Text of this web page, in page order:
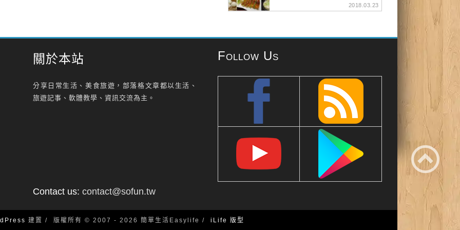
2018.03.23
關於本站
分享日常生活、美食旅遊，部落格文章都以生活、
旅遊記事、軟體教學、資訊交流為主。
Contact us: contact@sofun.tw
Follow Us
建置 版權所有 © 2007 - 2026 簡單生活Easylife iLife 版型